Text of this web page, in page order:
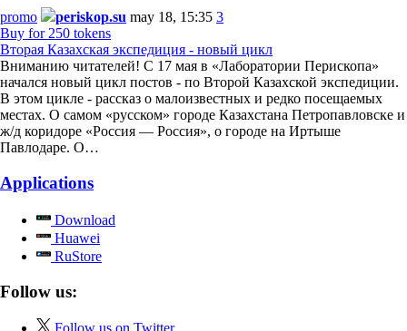
promo periskop.su may 18, 15:35 3
Buy for 250 tokens
Вторая Казахская экспедиция - новый цикл
Вниманию читателей! С 17 мая в «Лаборатории Перископа»
начался новый цикл постов - по Второй Казахской экспедиции.
В этом цикле - рассказ о малоизвестных и редко посещаемых
местах. О самом «русском» городе Казахстана Петропавловске и
ж/д коридоре «Россия — Россия», о городе на Иртыше
Павлодаре. О…
Applications
Download
Huawei
RuStore
Follow us: